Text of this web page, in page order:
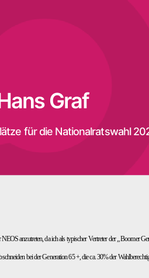
Graf
für die Nationalratswahl
anzutreten, da ich als typischer Vertreter der „ Boomer
bei der Generation 65 +, die ca. 30% der